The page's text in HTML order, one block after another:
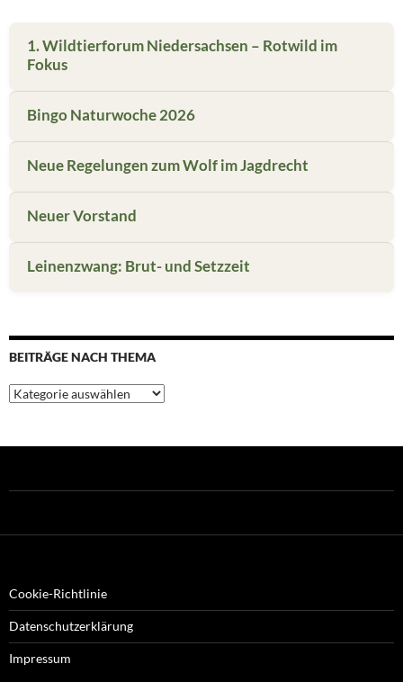
1. Wildtierforum Niedersachsen – Rotwild im
Fokus
Bingo Naturwoche 2026
Neue Regelungen zum Wolf im Jagdrecht
Neuer Vorstand
Leinenzwang: Brut- und Setzzeit
BEITRÄGE NACH THEMA
Beiträge
nach
Cookie-Richtlinie
Datenschutzerklärung
Impressum